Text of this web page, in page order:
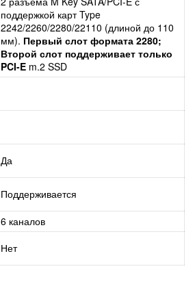
поддержкой карт Type
2242/2260/2280/22110 (длиной до 110
мм). Первый слот формата 2280;
Второй слот поддерживает только
PCI-E m.2 SSD
Да
Поддерживается
6 каналов
Нет